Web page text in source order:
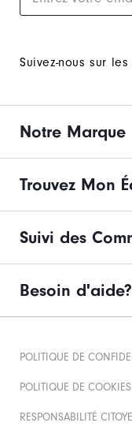
Suivez-nous sur
Notre Marque
Trouvez Mon
Suivi des
Besoin d'aide?
POLITIQUE DE
POLITIQUE DE COOKIES
RESPONSABILITÉ